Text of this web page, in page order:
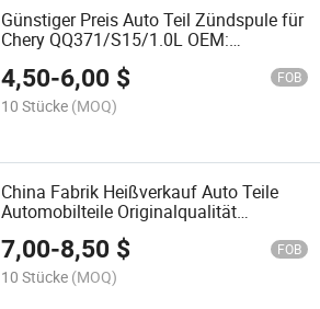
Günstiger Preis Auto Teil Zündspule für
Chery QQ371/S15/1.0L OEM:
4,50-6,00 $ FOB
10 Stücke (MOQ)
China Fabrik Heißverkauf Auto Teile
Automobilteile Originalqualität
Zündspule Ersatzteile passend für FAW
Senya R9 Pentium T99 2.0t
3603040c13L/77580003
7,00-8,50 $ FOB
10 Stücke (MOQ)